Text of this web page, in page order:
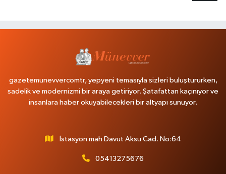
gazetemunevvercomtr, yepyeni temasıyla sizleri buluştururken,
sadelik ve modernizmi bir araya getiriyor. Şatafattan kaçınıyor ve
insanlara haber okuyabilecekleri bir altyapı sunuyor.
İstasyon mah Davut Aksu Cad. No:64
05413275676